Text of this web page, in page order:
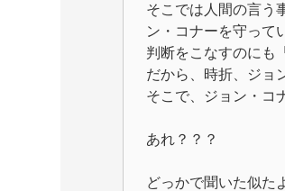
そこでは人間の言う
ン・コナーを守って
判断をこなすのにも
だから、時折、ジョ
そこで、ジョン・コ
あれ？？？
どっかで聞いた似た